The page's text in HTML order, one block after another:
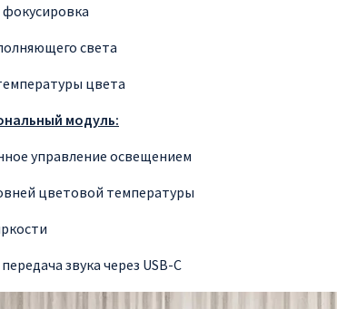
фокусировка
света
цвета
модуль:
управление освещением
цветовой температуры
звука через USB-C